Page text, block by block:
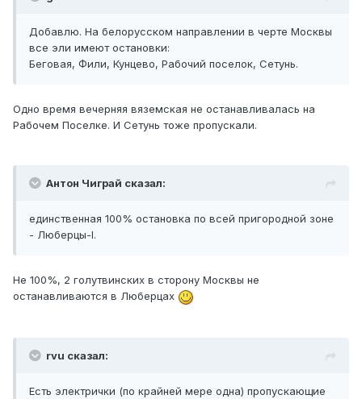
Добавлю. На белорусском направлении в черте Москвы
все эли имеют остановки:
Беговая, Фили, Кунцево, Рабочий поселок, Сетунь.
Одно время вечерняя вяземская не останавливалась на
Рабочем Поселке. И Сетунь тоже пропускали.
Антон Чиграй сказал:
единственная 100% остановка по всей пригородной зоне
- Люберцы-I.
Не 100%, 2 голутвинских в сторону Москвы не
останавливаются в Люберцах
rvu сказал:
Есть электрички (по крайней мере одна) пропускающие